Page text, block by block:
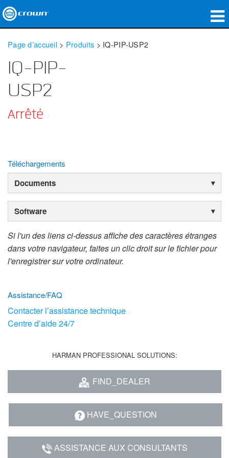
Applications
Audio en réseau
Où acheter
Formation
Support
Langue/Région
Page d’accueil > Produits > IQ-PIP-USP2
IQ-PIP-
USP2
Arrêté
Téléchargements
Documents
Software
Si l'un des liens ci-dessus affiche des caractères étranges
dans votre navigateur, faites un clic droit sur le fichier pour
l'enregistrer sur votre ordinateur.
Assistance/FAQ
Contacter l’assistance technique
Centre d’aide 24/7
HARMAN PROFESSIONAL SOLUTIONS:
FIND_DEALER
HAVE_QUESTION
ASSISTANCE AUX CONSULTANTS